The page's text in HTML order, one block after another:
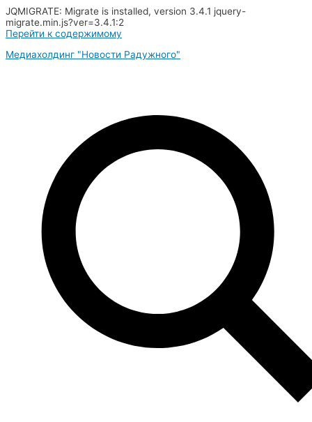
JQMIGRATE: Migrate is installed, version 3.4.1 jquery-
migrate.min.js?ver=3.4.1:2
Перейти к содержимому
Медиахолдинг "Новости Радужного"